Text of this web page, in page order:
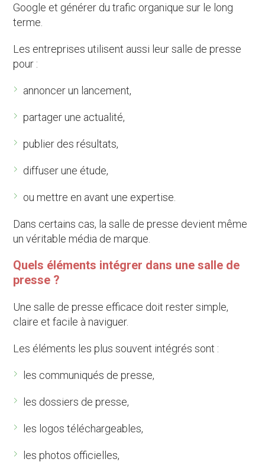
Google et générer du trafic organique sur le long
terme.
Les entreprises utilisent aussi leur salle de presse
pour :
annoncer un lancement,
partager une actualité,
publier des résultats,
diffuser une étude,
ou mettre en avant une expertise.
Dans certains cas, la salle de presse devient même
un véritable média de marque.
Quels éléments intégrer dans une salle de
presse ?
Une salle de presse efficace doit rester simple,
claire et facile à naviguer.
Les éléments les plus souvent intégrés sont :
les communiqués de presse,
les dossiers de presse,
les logos téléchargeables,
les photos officielles,